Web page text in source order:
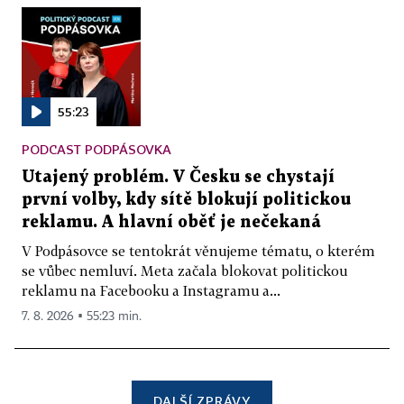
55:23
PODCAST PODPÁSOVKA
Utajený problém. V Česku se chystají
první volby, kdy sítě blokují politickou
reklamu. A hlavní oběť je nečekaná
V Podpásovce se tentokrát věnujeme tématu, o kterém
se vůbec nemluví. Meta začala blokovat politickou
reklamu na Facebooku a Instagramu a...
7. 8. 2026 ▪ 55:23 min.
DALŠÍ ZPRÁVY